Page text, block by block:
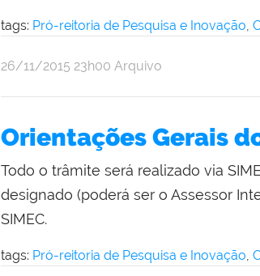
tags: Pró-reitoria de Pesquisa e Inovação,
por
Reitoria
publicado
26/11/2015 23h00 Arquivo
Orientações Gerais
Todo o trâmite será realizado via
designado (poderá ser o Assessor
SIMEC.
tags: Pró-reitoria de Pesquisa e Inovação,